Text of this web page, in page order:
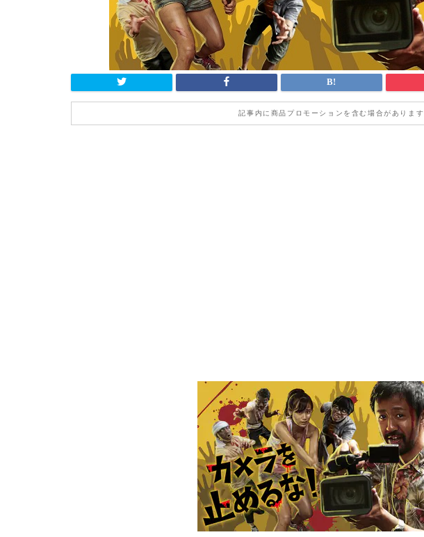
記事内に商品プロモーションを含む場合があります